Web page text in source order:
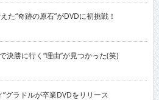
“奇跡の原石”がDVDに初挑戦！
勝に行く“理由”が見つかった(笑)
ラドルが卒業DVDをリリース